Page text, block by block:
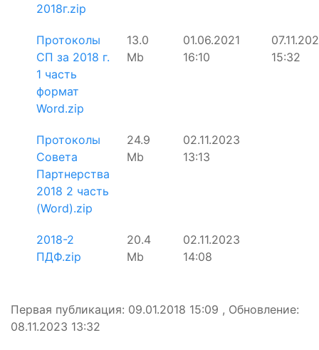
2018г.zip
Протоколы
СП за 2018 г.
1 часть
формат
Word.zip
13.0
Mb
01.06.2021
16:10
15:32
Протоколы
Совета
Партнерства
2018 2 часть
(Word).zip
24.9
Mb
02.11.2023
13:13
2018-2
ПДФ.zip
20.4
Mb
02.11.2023
14:08
Первая публикация: 09.01.2018 15:09 , Обновление:
08.11.2023 13:32